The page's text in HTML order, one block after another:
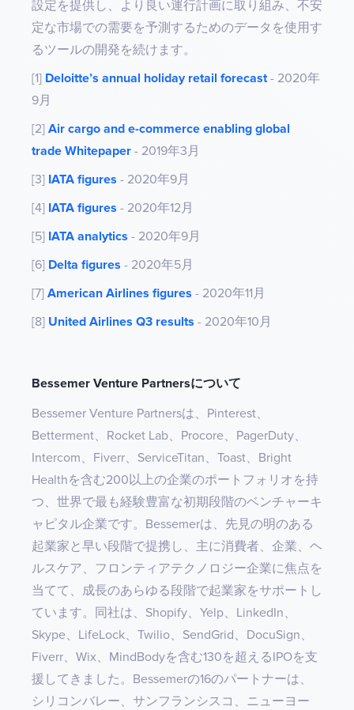
設定を提供し、より良い運行計画に取り組み、不安
定な市場での需要を予測するためのデータを使用す
るツールの開発を続けます。
[1] Deloitte’s annual holiday retail forecast- 2020年
9月
[2] Air cargo and e-commerce enabling global
trade Whitepaper - 2019年3月
[3] IATA figures - 2020年9月
[4] IATA figures - 2020年12月
[5] IATA analytics - 2020年9月
[6] Delta figures - 2020年5月
[7] American Airlines figures - 2020年11月
[8] United Airlines Q3 results - 2020年10月
Bessemer Venture Partnersについて
Bessemer Venture Partnersは、Pinterest、
Betterment、Rocket Lab、Procore、PagerDuty、
Intercom、Fiverr、ServiceTitan、Toast、Bright
Healthを含む200以上の企業のポートフォリオを持
つ、世界で最も経験豊富な初期段階のベンチャーキ
ャピタル企業です。Bessemerは、先見の明のある
起業家と早い段階で提携し、主に消費者、企業、ヘ
ルスケア、フロンティアテクノロジー企業に焦点を
当てて、成長のあらゆる段階で起業家をサポートし
ています。同社は、Shopify、Yelp、LinkedIn、
Skype、LifeLock、Twilio、SendGrid、DocuSign、
Fiverr、Wix、MindBodyを含む130を超えるIPOを支
援してきました。Bessemerの16のパートナーは、
シリコンバレー、サンフランシスコ、ニューヨー